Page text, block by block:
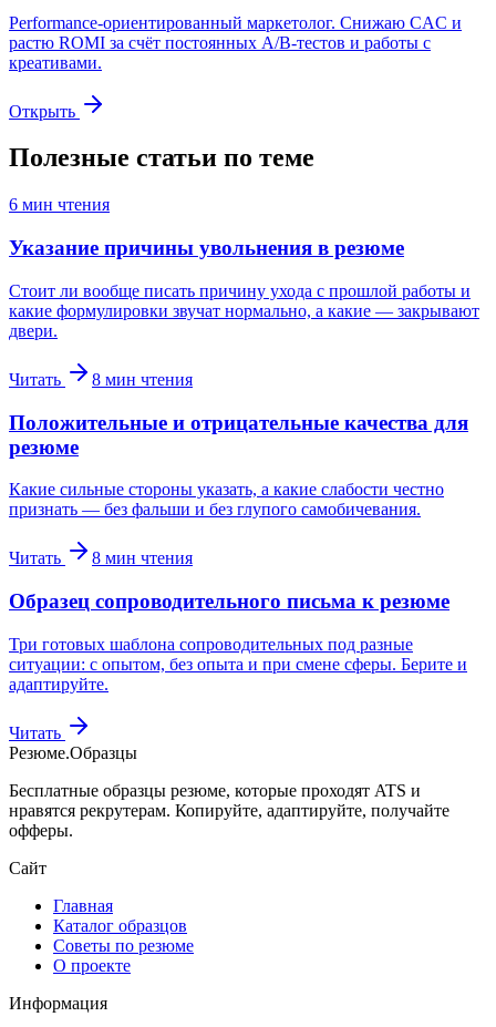
Performance-ориентированный маркетолог. Снижаю CAC и
растю ROMI за счёт постоянных A/B-тестов и работы с
креативами.
Открыть
Полезные статьи по теме
6 мин чтения
Указание причины увольнения в резюме
Стоит ли вообще писать причину ухода с прошлой работы и
какие формулировки звучат нормально, а какие — закрывают
двери.
Читать 8 мин чтения
Положительные и отрицательные качества для
резюме
Какие сильные стороны указать, а какие слабости честно
признать — без фальши и без глупого самобичевания.
Читать 8 мин чтения
Образец сопроводительного письма к резюме
Три готовых шаблона сопроводительных под разные
ситуации: с опытом, без опыта и при смене сферы. Берите и
адаптируйте.
Читать
Резюме.Образцы
Бесплатные образцы резюме, которые проходят ATS и
нравятся рекрутерам. Копируйте, адаптируйте, получайте
офферы.
Сайт
Главная
Каталог образцов
Советы по резюме
О проекте
Информация